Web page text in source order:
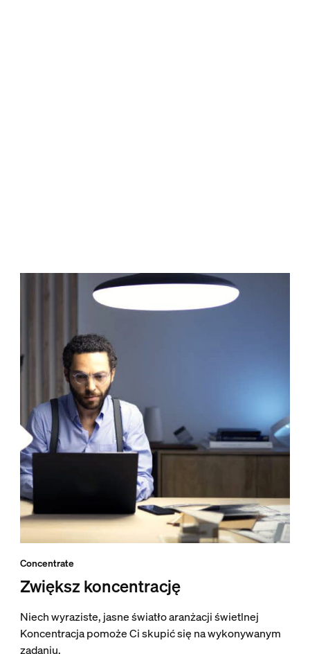
Concentrate
Zwiększ koncentrację
Niech wyraziste, jasne światło aranżacji świetlnej
Koncentracja pomoże Ci skupić się na wykonywanym
zadaniu.